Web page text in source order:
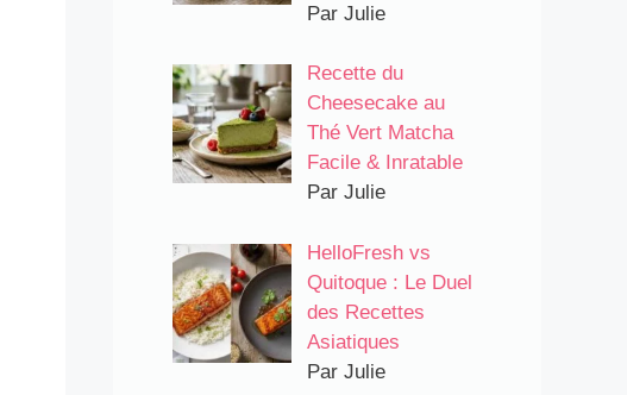
Par Julie
Recette du
Cheesecake au
Thé Vert Matcha
Facile & Inratable
Par Julie
HelloFresh vs
Quitoque : Le Duel
des Recettes
Asiatiques
Par Julie